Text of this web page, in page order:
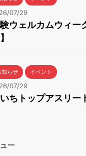
07/29
ウェルカムウィ
知らせ イベント
07/29
ちトップアスリー
ー